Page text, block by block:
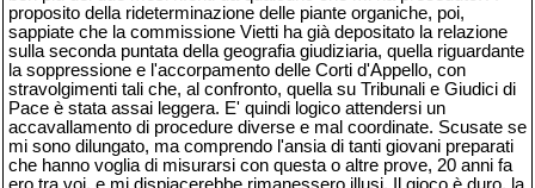
proposito della rideterminazione delle piante organiche, poi,
sappiate che la commissione Vietti ha già depositato la relazione
sulla seconda puntata della geografia giudiziaria, quella riguardante
la soppressione e l'accorpamento delle Corti d'Appello, con
stravolgimenti tali che, al confronto, quella su Tribunali e Giudici di
Pace è stata assai leggera. E' quindi logico attendersi un
accavallamento di procedure diverse e mal coordinate. Scusate se
mi sono dilungato, ma comprendo l'ansia di tanti giovani preparati
che hanno voglia di misurarsi con questa o altre prove, 20 anni fa